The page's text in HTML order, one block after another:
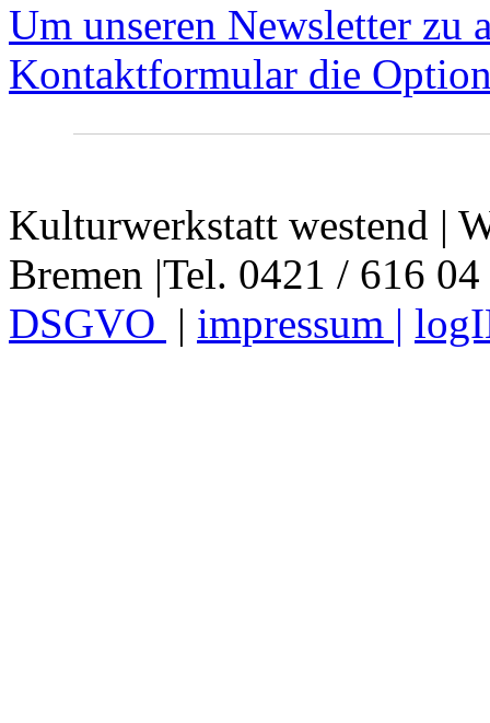
Um unseren Newsletter zu
Kontaktformular die
Kulturwerkstatt westend |
Bremen |Tel. 0421 / 616
DSGVO | impressum |